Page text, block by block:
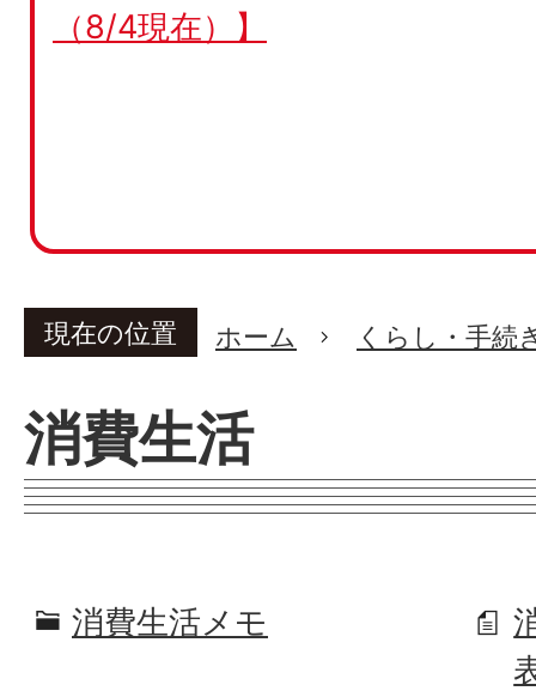
（8/4現在）】
現在の位置 ホーム くらし・手続
消費生活
消費生活メモ